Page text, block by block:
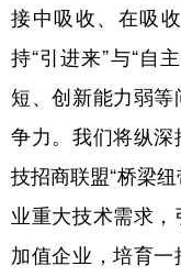
接中吸收、在吸
持“引进来”与“自
短、创新能力弱
争力。我们将纵
技招商联盟“桥梁
业重大技术需求
加值企业，培育